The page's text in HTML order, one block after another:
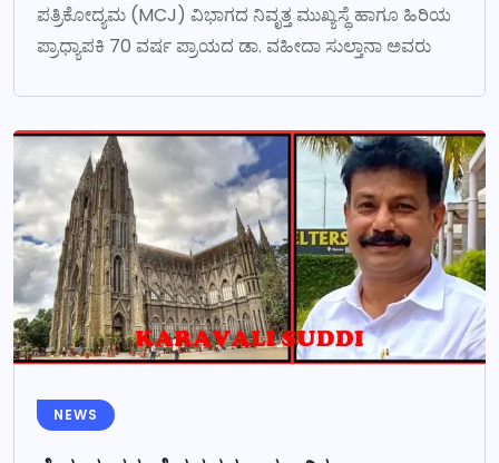
ಪತ್ರಿಕೋದ್ಯಮ (MCJ) ವಿಭಾಗದ ನಿವೃತ್ತ ಮುಖ್ಯಸ್ಥೆ ಹಾಗೂ ಹಿರಿಯ
ಪ್ರಾಧ್ಯಾಪಕಿ 70 ವರ್ಷ ಪ್ರಾಯದ ಡಾ. ವಹೀದಾ ಸುಲ್ತಾನಾ ಅವರು
NEWS